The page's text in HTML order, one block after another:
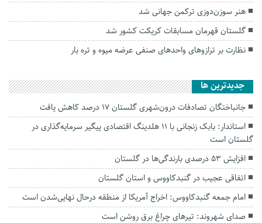
هنر سوزن‌دوزی ترکمن جهانی شد
گلستان قهرمان مسابقات کریکت کشور شد
نظارت بر ترازوهای واحدهای صنفی عرضه میوه و تره بار
جديدترين ها
جانباختگان تصادفات درون‌شهری گلستان ۱۷ درصد کاهش یافت
استاندار: بابک زنجانی با ۱۱ هلدینگ اقتصادی پیگیر سرمایه‌گذاری در
گلستان است
افزایش ۵۳ درصدی بارندگی‌ها در گلستان
اتفاقی عجیب در‌ گنبدکاووس و استان گلستان
امام جمعه گنبدکاووس: اخراج آمریکا از منطقه درحال نهایی‌شدن است
صدای شهروند: تیرهای چراغ برق روشن است